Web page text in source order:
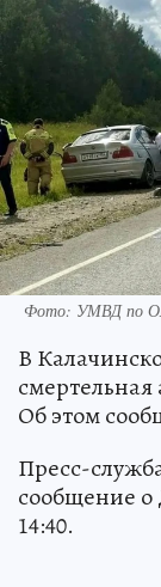
Фото: УМВД по
В
смертельная
Об этом
Пресс-
сообщение
14:40.